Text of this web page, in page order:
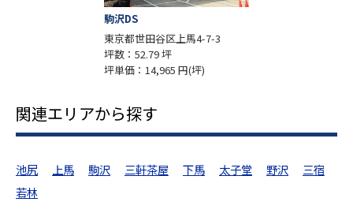
駒沢DS
東京都世田谷区上馬4-7-3
坪数：52.79 坪
坪単価：14,965 円(坪)
関連エリアから探す
池尻 上馬 駒沢 三軒茶屋 下馬 太子堂 野沢
三宿
若林